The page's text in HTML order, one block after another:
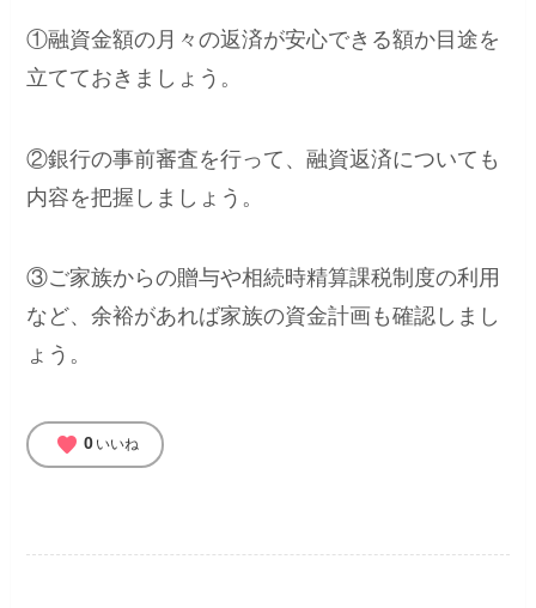
①融資金額の月々の返済が安心できる額か目途を
立てておきましょう。
②銀行の事前審査を行って、融資返済についても
内容を把握しましょう。
③ご家族からの贈与や相続時精算課税制度の利用
など、余裕があれば家族の資金計画も確認しまし
ょう。
favorite 0 いいね